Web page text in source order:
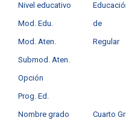
Nivel educativo
Mod. Edu.
deㅤ
Mod. Aten.
Regular
Submod. Aten.
Opción
Prog. Ed.
Nombre grado
Cuarto